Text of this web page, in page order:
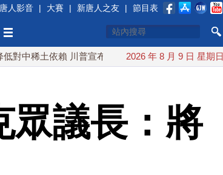
人影音 | 大賽 | 新唐人之友 | 節目表
土依賴 川普宣布礦業投資20億美元 中東局勢動
2026 年 8 月 9 日 星期日
眾議長：將